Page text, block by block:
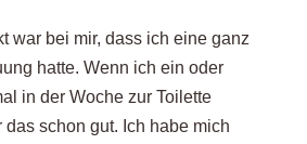
war bei mir, dass ich eine ganz
hatte. Wenn ich ein oder
in der Woche zur Toilette
das schon gut. Ich habe mich